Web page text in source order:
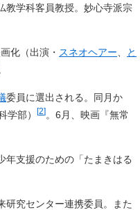
教学科客員教授。妙心寺派宗
化（出演・ スネオヘアー、
と
委員に選出される。同月か
学部） [2]。6月、映画『無常
年支援のための「たまきはる
研究センター連携委員。また